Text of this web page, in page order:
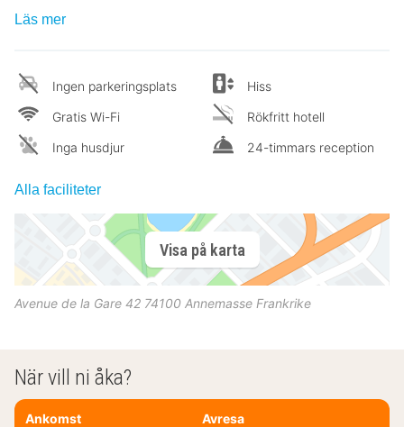
Läs mer
Ingen parkeringsplats
Gratis Wi-Fi
Inga husdjur
Hiss
Rökfritt hotell
24-timmars reception
Alla faciliteter
Visa på karta
Avenue de la Gare 42 74100 Annemasse Frankrike
När vill ni åka?
Ankomst Avresa